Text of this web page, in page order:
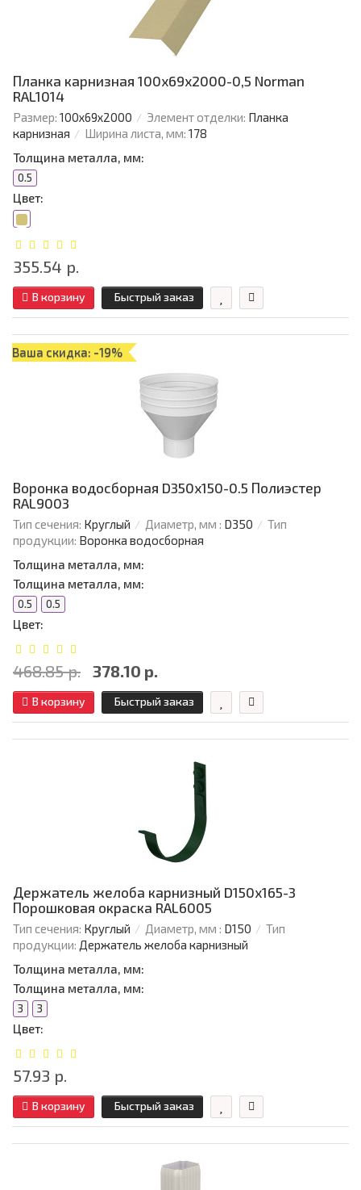
Планка карнизная 100х69х2000-0,5 Norman
RAL1014
Размер: 100х69х2000 Элемент отделки: Планка
карнизная
Ширина листа, мм: 178
Толщина металла, мм:
0.5
Цвет:
355.54 р.
В корзину Быстрый заказ
Ваша скидка: -19%
Воронка водосборная D350х150-0.5 Полиэстер
RAL9003
Тип сечения: Круглый Диаметр, мм : D350
Тип
продукции: Воронка водосборная
Толщина металла, мм:
Толщина металла, мм:
0.5 0.5
Цвет:
468.85 р. 378.10 р.
В корзину Быстрый заказ
Держатель желоба карнизный D150х165-3
Порошковая окраска RAL6005
Тип сечения: Круглый Диаметр, мм : D150
Тип
продукции: Держатель желоба карнизный
Толщина металла, мм:
Толщина металла, мм:
3 3
Цвет:
57.93 р.
В корзину Быстрый заказ